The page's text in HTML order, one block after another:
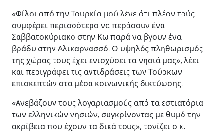
«Φίλοι από την Τουρκία μού λένε ότι πλέον τούς
συμφέρει περισσότερο να περάσουν ένα
Σαββατοκύριακο στην Κω παρά να βγουν ένα
βράδυ στην Αλικαρνασσό. Ο υψηλός πληθωρισμός
της χώρας τους έχει ενισχύσει τα νησιά μας», λέει
και περιγράφει τις αντιδράσεις των Τούρκων
επισκεπτών στα μέσα κοινωνικής δικτύωσης.
«Ανεβάζουν τους λογαριασμούς από τα εστιατόρια
των ελληνικών νησιών, συγκρίνοντας με θυμό την
ακρίβεια που έχουν τα δικά τους», τονίζει ο κ.